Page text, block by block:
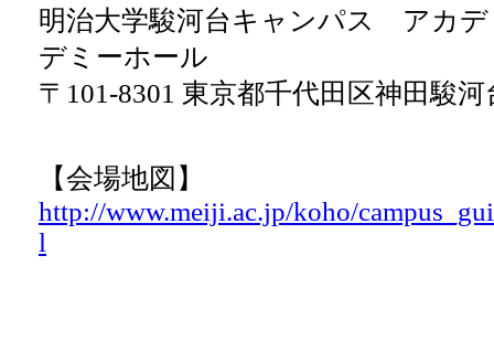
明治大学駿河台キャンパス アカデ
デミーホール
〒101-8301 東京都千代田区神田駿河
【会場地図】
http://www.meiji.ac.jp/koho/
l